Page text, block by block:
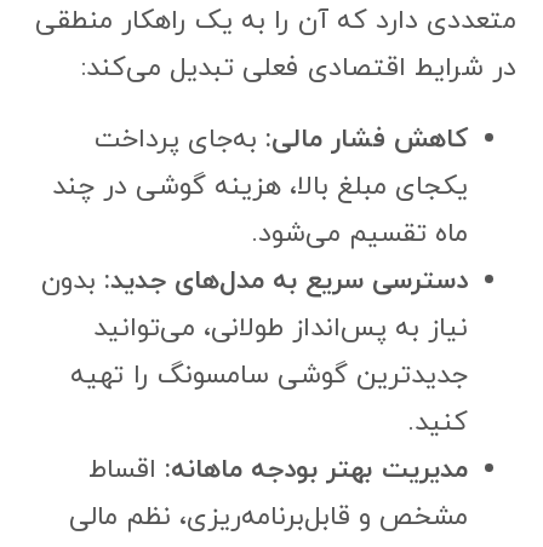
متعددی دارد که آن را به یک راهکار منطقی
در شرایط اقتصادی فعلی تبدیل می‌کند:
کاهش فشار مالی: به‌جای پرداخت
یکجای مبلغ بالا، هزینه گوشی در چند
ماه تقسیم می‌شود.
دسترسی سریع به مدل‌های جدید: بدون
نیاز به پس‌انداز طولانی، می‌توانید
جدیدترین گوشی سامسونگ را تهیه
کنید.
مدیریت بهتر بودجه ماهانه: اقساط
مشخص و قابل‌برنامه‌ریزی، نظم مالی